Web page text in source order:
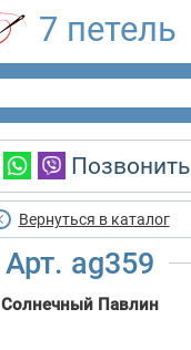
7 петель
Позвонить
Вернуться в каталог
Арт. ag359
Солнечный Павлин